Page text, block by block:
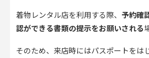
着物レンタル店を利用する際、 予約確
認ができる書類の提示をお願いされる
そのため、来店時にはパスポートをは